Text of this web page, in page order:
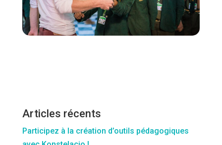
Articles récents
Participez à la création d’outils pédagogiques